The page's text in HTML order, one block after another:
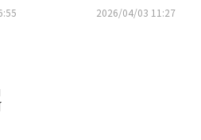
U」を本日サプライズ公開
2026/04/03 11:27